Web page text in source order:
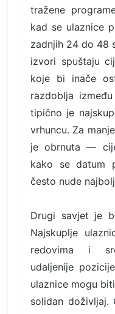
tražene
kad se ulaznice
zadnjih 24 do 48
izvori spuštaju
koje bi inače
razdoblja
tipično je
vrhuncu. Za
je obrnuta —
kako se datum
često nude
Drugi savjet je
Najskuplje
redovima i
udaljenije
ulaznice mogu
solidan doživljaj.